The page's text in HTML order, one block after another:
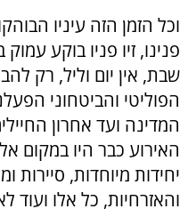
וכל הזמן הזה עיניו
פנינו, זיו פניו בוקע
שבת, אין יום וליל, רק
הפוליטי והביטחוני
המדינה ועד אחרון
האירוע כבר היו במקום
יחידות מיוחדות, סיירות
והאזרחיות, כל אלו ועוד